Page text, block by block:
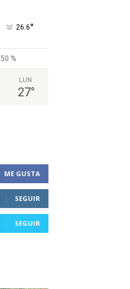
26.6°
50 %
LUN
27°
ME GUSTA
SEGUIR
SEGUIR